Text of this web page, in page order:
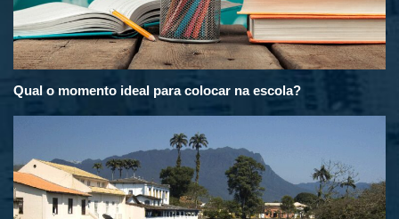
Qual o momento ideal para colocar na escola?